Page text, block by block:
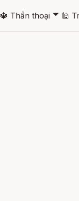
🔱 Thần thoại 🞃 🕌